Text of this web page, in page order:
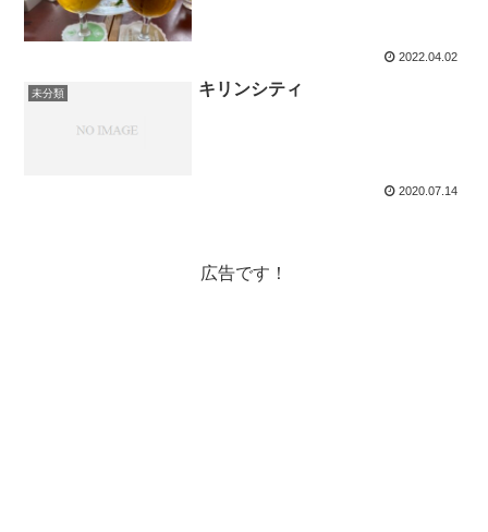
2022.04.02
未分類 キリンシティ
2020.07.14
広告です！